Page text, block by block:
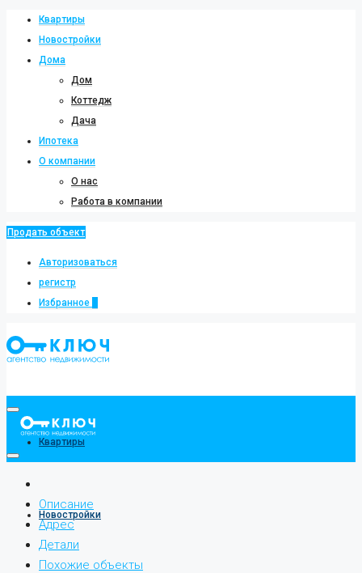
Квартиры
Новостройки
Дома
Дом
Коттедж
Дача
Ипотека
О компании
О нас
Работа в компании
Продать объект
Авторизоваться
регистр
Избранное
Квартиры
Новостройки
Описание
Адрес
Детали
Похожие объекты